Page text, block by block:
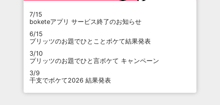
7/15
boketeアプリ サービス終了のお知らせ
6/15
プリッツのお題でひとことボケて結果発表
3/10
プリッツのお題でひと言ボケて キャンペーン
3/9
干支でボケて2026 結果発表